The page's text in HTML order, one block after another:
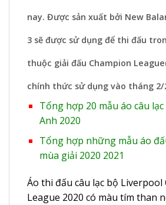
nay. Được sản xuất bởi New
3 sẽ được sử dụng để thi đấu
thuộc giải đấu Champion
chính thức sử dụng vào tháng 2/
Tổng hợp 20 mẫu áo câu
Anh 2020
Tổng hợp những mẫu áo
mùa giải 2020 2021
Áo thi đấu câu lạc bộ Liverpool
League 2020 có màu tím than